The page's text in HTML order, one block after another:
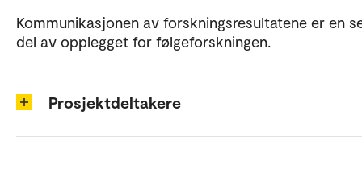
Kommunikasjonen av forskningsresultatene er en
del av opplegget for følgeforskningen.
Prosjektdeltakere